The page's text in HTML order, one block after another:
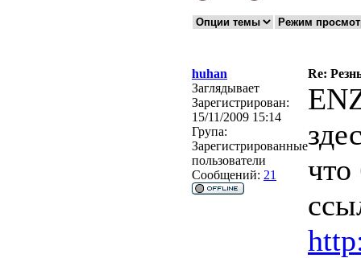
huhan
Re:
Заглядывает
Зарегистрирован:
15/11/2009 15:14
Група:
Зарегистрированные
пользователи
Сообщений: 21
что